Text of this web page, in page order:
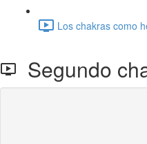
Los chakras como
Segundo